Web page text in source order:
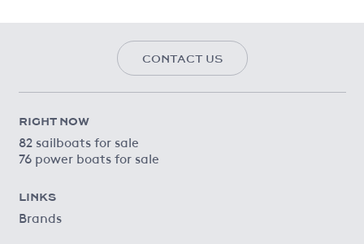
CONTACT US
RIGHT NOW
82 sailboats for sale
76 power boats for sale
LINKS
Brands